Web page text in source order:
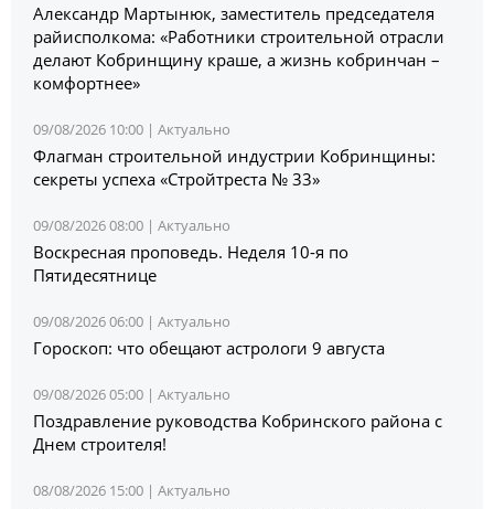
Александр Мартынюк, заместитель председателя
райисполкома: «Работники строительной отрасли
делают Кобринщину краше, а жизнь кобринчан –
комфортнее»
09/08/2026 10:00 | Актуально
Флагман строительной индустрии Кобринщины:
секреты успеха «Стройтреста № 33»
09/08/2026 08:00 | Актуально
Воскресная проповедь. Неделя 10-я по
Пятидесятнице
09/08/2026 06:00 | Актуально
Гороскоп: что обещают астрологи 9 августа
09/08/2026 05:00 | Актуально
Поздравление руководства Кобринского района с
Днем строителя!
08/08/2026 15:00 | Актуально